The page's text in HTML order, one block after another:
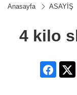
Anasayfa ASAYİŞ
4 kilo